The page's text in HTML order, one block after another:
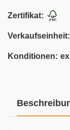
Zertifikat:
Verkaufseinheit:
Konditionen: